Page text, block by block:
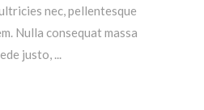
nec, pellentesque
Nulla consequat massa
justo,